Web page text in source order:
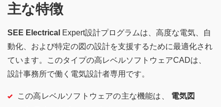
主な特徴
SEE Electrical Expert設計プログラムは、高度な電気、自
動化、および特定の図の設計を支援するために最適化され
ています。このタイプの高レベルソフトウェアCADは、
設計事務所で働く電気設計者専用です。
この高レベルソフトウェアの主な機能は、 電気図